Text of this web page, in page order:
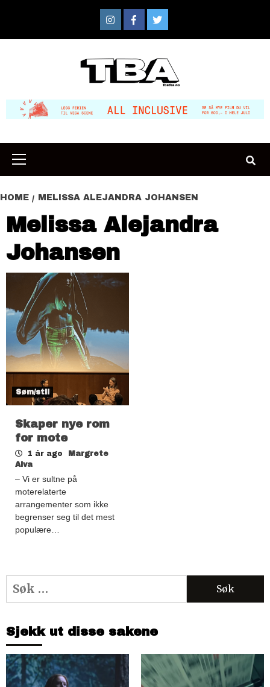
content
InstagramFacebook
Twitter
Primary
Menu
HOME MELISSA ALEJANDRA JOHANSEN
Melissa Alejandra
Johansen
Søm/stil
Skaper nye rom
for mote
1 år ago
Margrete
Alva
– Vi er sultne på
moterelaterte
arrangementer som ikke
begrenser seg til det mest
populære…
Søk
etter:
Sjekk ut disse sakene